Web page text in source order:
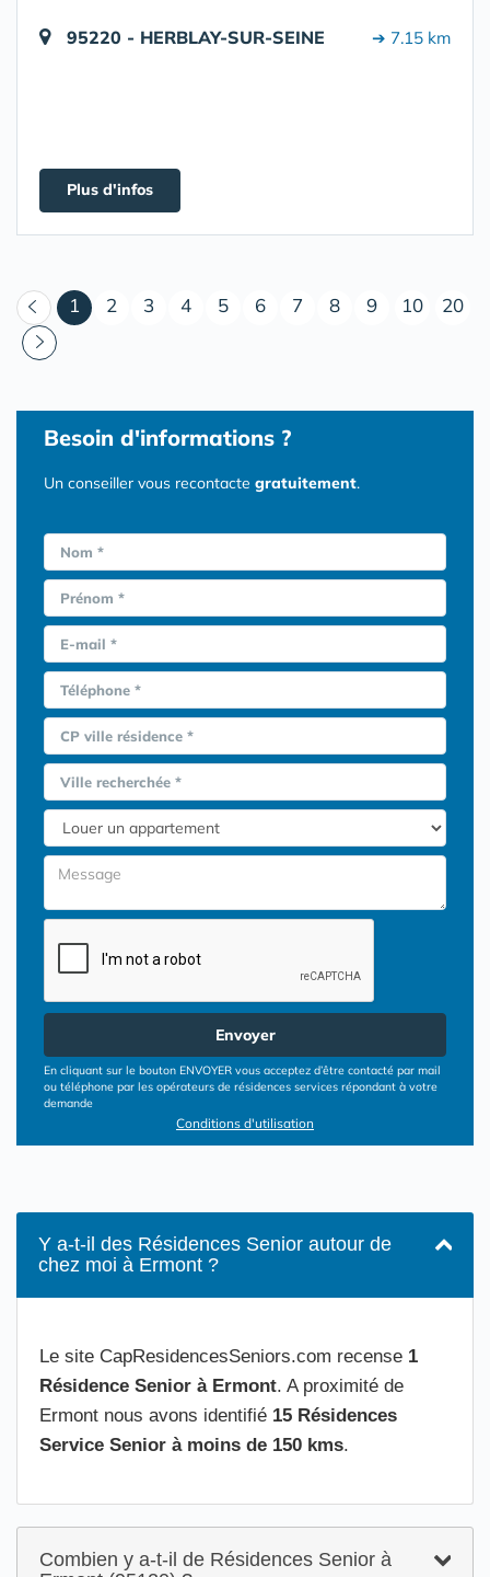
95220 - HERBLAY-SUR-SEINE ➔ 7.15 km
Plus d'infos
1 (courant)
2 3 4 5 6 7 8 9 10 20
Besoin d'informations ?
Un conseiller vous recontacte gratuitement.
Nom *
Prénom *
E-mail *
Téléphone *
CP ville résidence *
Ville recherchée *
Envoyer
En cliquant sur le bouton ENVOYER vous acceptez d’être contacté par mail
ou téléphone par les opérateurs de résidences services répondant à votre
demande
Conditions d'utilisation
Y a-t-il des Résidences Senior autour de
chez moi à Ermont ?
Le site CapResidencesSeniors.com recense 1
Résidence Senior à Ermont. A proximité de
Ermont nous avons identifié 15 Résidences
Service Senior à moins de 150 kms.
Combien y a-t-il de Résidences Senior à